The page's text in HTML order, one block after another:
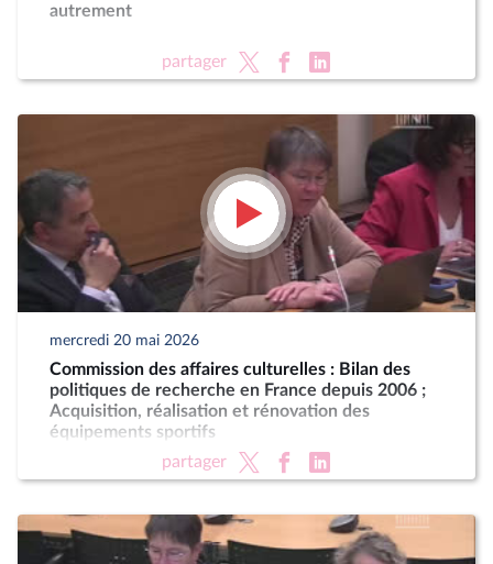
autrement
partager
mercredi 20 mai 2026
Commission des affaires culturelles : Bilan des
politiques de recherche en France depuis 2006 ;
Acquisition, réalisation et rénovation des
équipements sportifs
partager